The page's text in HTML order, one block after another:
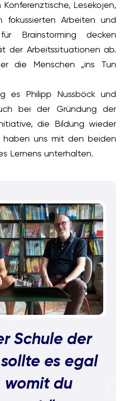
Lesekojen,
fokussierten Arbeiten und
Brainstorming decken
der Arbeitssituationen ab.
die Menschen „ins Tun
es Philipp Nussböck und
bei der Gründung der
die Bildung wieder
haben uns mit den beiden
Lernens unterhalten.
Schule der
es egal
womit du